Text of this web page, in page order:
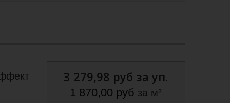
3 279,98 руб за уп.
1 870,00 руб за м²